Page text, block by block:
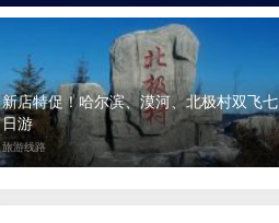
新店特促！哈尔滨、漠河、北极村双飞七
日游
旅游线路